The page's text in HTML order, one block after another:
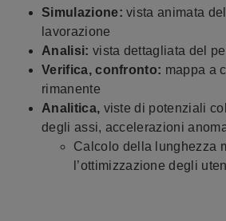
Simulazione: vista animata
lavorazione
Analisi: vista dettagliata del
Verifica, confronto: mappa a
rimanente
Analitica, viste di potenziali
degli assi, accelerazioni
Calcolo della lunghezza
l’ottimizzazione degli